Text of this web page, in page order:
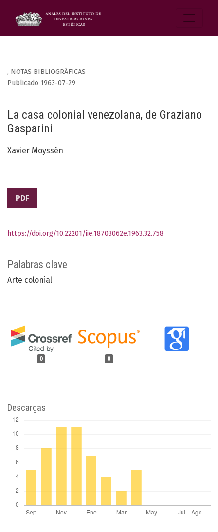
, NOTAS BIBLIOGRÁFICAS
La casa colonial venezolana, de Graziano
Gasparini
Publicado 1963-07-29
Xavier Moyssén
PDF
Palabras clave
Arte colonial
0 0
https://doi.org/10.22201/iie.18703062e.1963.32.758
Descargas